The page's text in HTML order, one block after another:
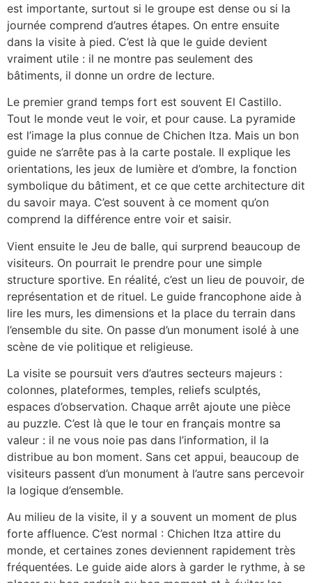
est importante, surtout si le groupe est dense ou si la
journée comprend d’autres étapes. On entre ensuite
dans la visite à pied. C’est là que le guide devient
vraiment utile : il ne montre pas seulement des
bâtiments, il donne un ordre de lecture.
Le premier grand temps fort est souvent El Castillo.
Tout le monde veut le voir, et pour cause. La pyramide
est l’image la plus connue de Chichen Itza. Mais un bon
guide ne s’arrête pas à la carte postale. Il explique les
orientations, les jeux de lumière et d’ombre, la fonction
symbolique du bâtiment, et ce que cette architecture dit
du savoir maya. C’est souvent à ce moment qu’on
comprend la différence entre voir et saisir.
Vient ensuite le Jeu de balle, qui surprend beaucoup de
visiteurs. On pourrait le prendre pour une simple
structure sportive. En réalité, c’est un lieu de pouvoir, de
représentation et de rituel. Le guide francophone aide à
lire les murs, les dimensions et la place du terrain dans
l’ensemble du site. On passe d’un monument isolé à une
scène de vie politique et religieuse.
La visite se poursuit vers d’autres secteurs majeurs :
colonnes, plateformes, temples, reliefs sculptés,
espaces d’observation. Chaque arrêt ajoute une pièce
au puzzle. C’est là que le tour en français montre sa
valeur : il ne vous noie pas dans l’information, il la
distribue au bon moment. Sans cet appui, beaucoup de
visiteurs passent d’un monument à l’autre sans percevoir
la logique d’ensemble.
Au milieu de la visite, il y a souvent un moment de plus
forte affluence. C’est normal : Chichen Itza attire du
monde, et certaines zones deviennent rapidement très
fréquentées. Le guide aide alors à garder le rythme, à se